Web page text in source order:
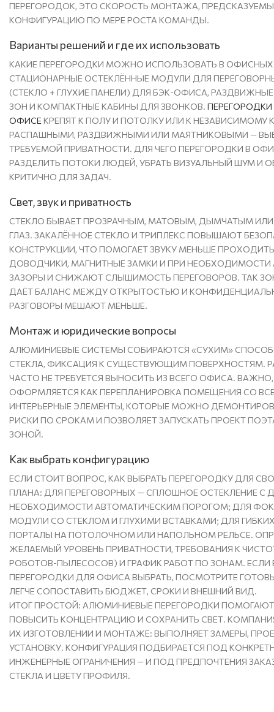
ПЕРЕГОРОДОК, ЭТО СКОРОСТЬ МОНТАЖА,
КОНФИГУРАЦИЮ ПО МЕРЕ РОСТА КОМАНДЫ.
Варианты решений и где их использовать
КАКИЕ ПЕРЕГОРОДКИ МОЖНО ИСПОЛЬЗОВАТЬ В
СТАЦИОНАРНЫЕ ОСТЕКЛЁННЫЕ МОДУЛИ ДЛЯ
(СТЕКЛО + ГЛУХИЕ ПАНЕЛИ) ДЛЯ БЭК-ОФИСА,
ЗОН И КОМПАКТНЫЕ КАБИНЫ ДЛЯ ЗВОНКОВ.
ОФИСЕ КРЕПЯТ К ПОЛУ И ПОТОЛКУ ИЛИ К НЕЗАВИСИМОМУ
РАСПАШНЫМИ, РАЗДВИЖНЫМИ ИЛИ МАЯТНИКОВЫМИ —
ТРЕБУЕМОЙ ПРИВАТНОСТИ. ДЛЯ ЧЕГО ПЕРЕГОРОДКИ В
РАЗДЕЛИТЬ ПОТОКИ ЛЮДЕЙ, УБРАТЬ ВИЗУАЛЬНЫЙ ШУМ И
КРИТИЧНО ДЛЯ ЗАДАЧ.
Свет, звук и приватность
СТЕКЛО БЫВАЕТ ПРОЗРАЧНЫМ, МАТОВЫМ, ДЫМЧАТЫМ
ГЛАЗ. ЗАКАЛЁННОЕ СТЕКЛО И ТРИПЛЕКС ПОВЫШАЮТ
КОНСТРУКЦИИ, ЧТО ПОМОГАЕТ ЗВУКУ МЕНЬШЕ
ДОВОДЧИКИ, МАГНИТНЫЕ ЗАМКИ И ПРИ
ЗАЗОРЫ И СНИЖАЮТ СЛЫШИМОСТЬ ПЕРЕГОВОРОВ. ТАК
ДАЁТ БАЛАНС МЕЖДУ ОТКРЫТОСТЬЮ И
РАЗГОВОРЫ МЕШАЮТ МЕНЬШЕ.
Монтаж и юридические вопросы
АЛЮМИНИЕВЫЕ СИСТЕМЫ СОБИРАЮТСЯ «СУХИМ»
СТЕКЛА, ФИКСАЦИЯ К СУЩЕСТВУЮЩИМ ПОВЕРХНОСТЯМ.
ЧАСТО НЕ ТРЕБУЕТСЯ ВЫНОСИТЬ ИЗ ВСЕГО ОФИСА.
ОФОРМЛЯЕТСЯ КАК ПЕРЕПЛАНИРОВКА ПОМЕЩЕНИЯ СО
ИНТЕРЬЕРНЫЕ ЭЛЕМЕНТЫ, КОТОРЫЕ МОЖНО
РИСКИ ПО СРОКАМ И ПОЗВОЛЯЕТ ЗАПУСКАТЬ ПРОЕКТ
ЗОНОЙ.
Как выбрать конфигурацию
ЕСЛИ СТОИТ ВОПРОС, КАК ВЫБРАТЬ ПЕРЕГОРОДКУ ДЛЯ
ПЛАНА: ДЛЯ ПЕРЕГОВОРНЫХ — СПЛОШНОЕ ОСТЕКЛЕНИЕ С
НЕОБХОДИМОСТИ АВТОМАТИЧЕСКИМ ПОРОГОМ; ДЛЯ
МОДУЛИ СО СТЕКЛОМ И ГЛУХИМИ ВСТАВКАМИ; ДЛЯ
ПОРТАЛЫ НА ПОТОЛОЧНОМ ИЛИ НАПОЛЬНОМ РЕЛЬСЕ.
ЖЕЛАЕМЫЙ УРОВЕНЬ ПРИВАТНОСТИ, ТРЕБОВАНИЯ К
РОБОТОВ-ПЫЛЕСОСОВ) И ГРАФИК РАБОТ ПО ЗОНАМ. ЕСЛИ
ПЕРЕГОРОДКИ ДЛЯ ОФИСА ВЫБРАТЬ, ПОСМОТРИТЕ
ЛЕГЧЕ СОПОСТАВИТЬ БЮДЖЕТ, СРОКИ И ВНЕШНИЙ ВИД.
ИТОГ ПРОСТОЙ: АЛЮМИНИЕВЫЕ ПЕРЕГОРОДКИ
ПОВЫСИТЬ КОНЦЕНТРАЦИЮ И СОХРАНИТЬ СВЕТ.
ИХ ИЗГОТОВЛЕНИИ И МОНТАЖЕ: ВЫПОЛНЯЕТ ЗАМЕРЫ,
УСТАНОВКУ. КОНФИГУРАЦИЯ ПОДБИРАЕТСЯ ПОД
ИНЖЕНЕРНЫЕ ОГРАНИЧЕНИЯ — И ПОД ПРЕДПОЧТЕНИЯ
СТЕКЛА И ЦВЕТУ ПРОФИЛЯ.